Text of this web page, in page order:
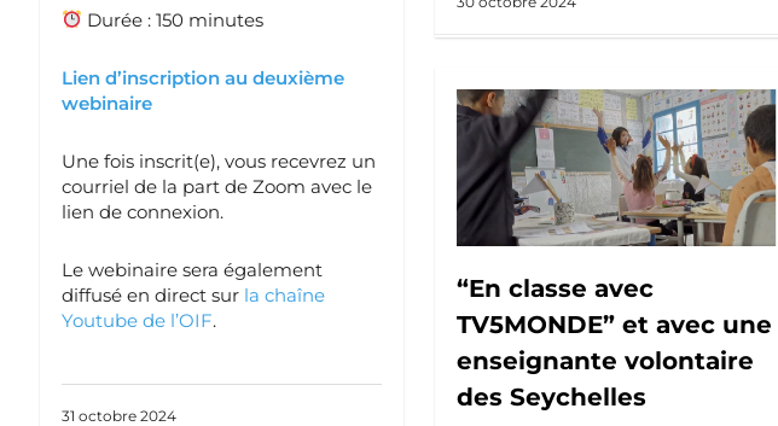
Durée : 150 minutes
Lien d’inscription au deuxième
webinaire
Une fois inscrit(e), vous recevrez un
courriel de la part de Zoom avec le
lien de connexion.
Le webinaire sera également
diffusé en direct sur la chaîne
Youtube de l’OIF.
31 octobre 2024
“En classe avec
TV5MONDE” et avec une
enseignante volontaire
des Seychelles